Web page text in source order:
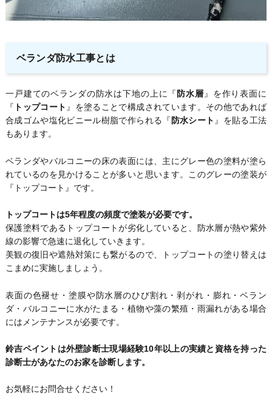
ベランダ防水工事とは
一戸建てのベランダの防水は下地の上に『 防水層』を作り表面に
『 トップコート』を塗ることで構成されています。その他であれば
合成ゴムや塩化ビニール樹脂で作られる『 防水シート』を貼る工法
もあります。
ベランダやバルコニーの床の表面には、主にグレー色の塗料が塗ら
れているのを見かけることが多いと思います。このグレーの塗装が
『トップコート』です。
トップコートは5年程度の頻度で塗装が必要です。
保護塗料であるトップコートが劣化していると、防水層が熱や紫外
線の影響で急速に退化していきます。
美観の復旧や遮熱対策にも繋がるので、トップコートの塗り替えは
こまめに実施しましょう。
表面の色褪せ・塗膜や防水層のひび割れ・剥がれ・膨れ・ベラン
ダ・バルコニーに水がたまる・植物や藻の繁殖・雨漏れがある場合
にはメンテナンスが必要です。
鈴吉ペイントは外壁診断士現場経験10年以上の実績と資格を持った
診断士があなたのお家を診断します。
お気軽にお問合せください！